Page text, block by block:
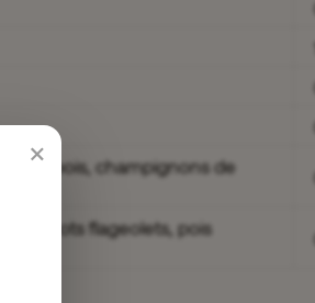
petits pois, champignons de
haricots flageolets, pois
×